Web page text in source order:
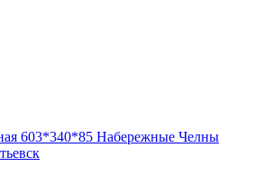
603*340*85 Набережные Челны